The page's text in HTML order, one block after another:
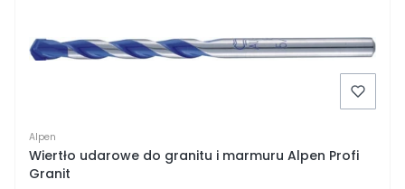
Alpen
Wiertło udarowe do granitu i marmuru Alpen Profi
Granit